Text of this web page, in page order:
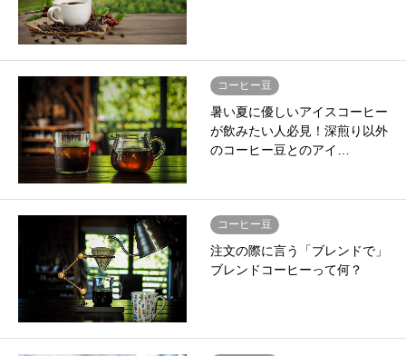
コーヒー豆
暑い夏に優しいアイスコーヒー
が飲みたい人必見！深煎り以外
のコーヒー豆とのアイ…
コーヒー豆
注文の際に言う「ブレンドで」
ブレンドコーヒーって何？